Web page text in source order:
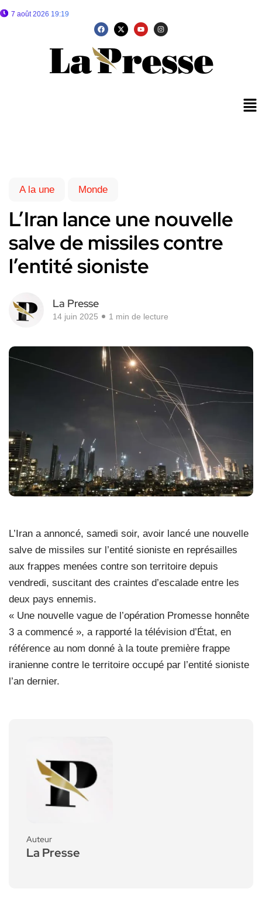
7 août 2026 19:19
A la une Monde
L’Iran lance une nouvelle
salve de missiles contre
l’entité sioniste
La Presse
14 juin 2025 1 min de lecture
L’Iran a annoncé, samedi soir, avoir lancé une nouvelle
salve de missiles sur l’entité sioniste en représailles
aux frappes menées contre son territoire depuis
vendredi, suscitant des craintes d’escalade entre les
deux pays ennemis.
« Une nouvelle vague de l’opération Promesse honnête
3 a commencé », a rapporté la télévision d’État, en
référence au nom donné à la toute première frappe
iranienne contre le territoire occupé par l’entité sioniste
l’an dernier.
Auteur
La Presse